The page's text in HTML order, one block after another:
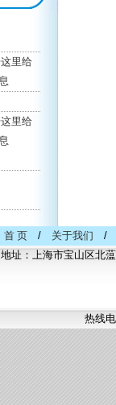
首 页 / 关于我们 /
地址：上海市宝山区北
热线